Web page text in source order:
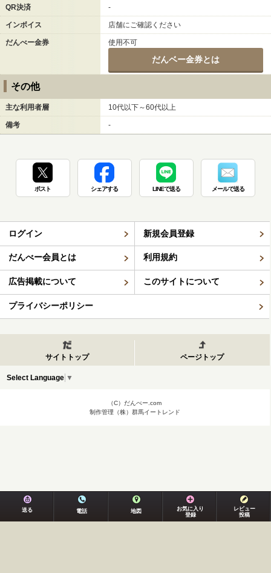
QR決済 -
インボイス 店舗にご確認ください
だんべー金券 使用不可
だんベー金券とは
その他
主な利用者層 10代以下～60代以上
備考 -
ポスト シェアする LINEで送る メールで送る
ログイン 新規会員登録
だんべー会員とは 利用規約
広告掲載について このサイトについて
プライバシーポリシー
サイトトップ ページトップ
Select Language ▼
（C）だんべー.com
制作管理（株）群馬イートレンド
送る 電話 地図
お気に入り
登録
レビュー
投稿